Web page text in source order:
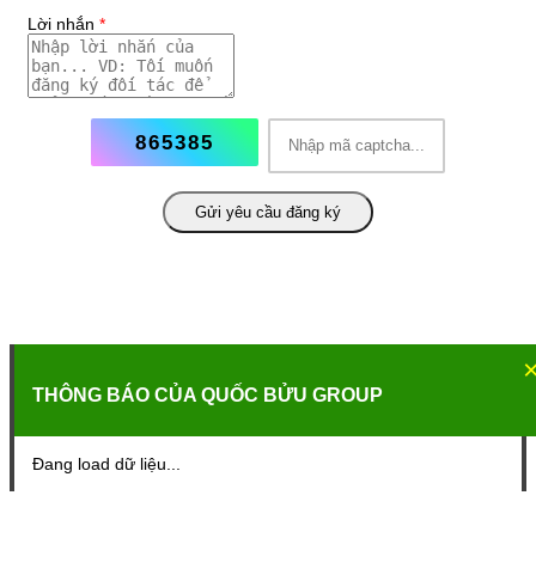
Lời nhắn *
865385
Gửi yêu cầu đăng ký
THÔNG BÁO CỦA QUỐC BỬU GROUP
Đang load dữ liệu...